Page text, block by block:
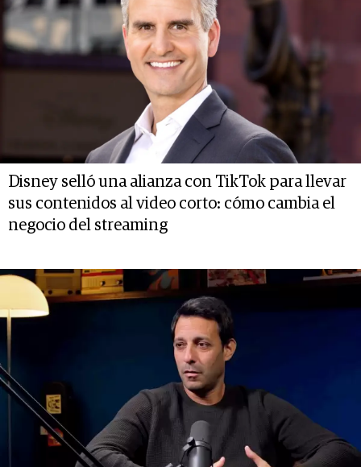
Disney selló una alianza con TikTok para llevar
sus contenidos al video corto: cómo cambia el
negocio del streaming